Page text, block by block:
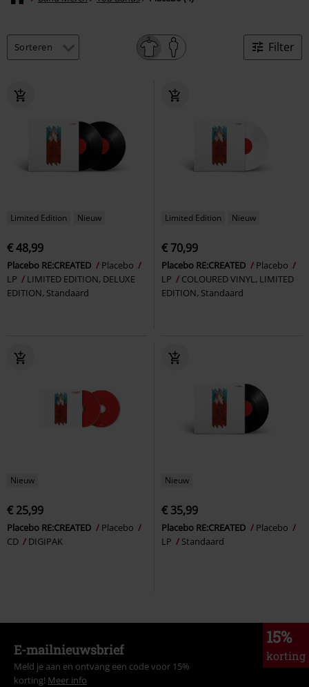
Filter
Limited Edition Nieuw
€ 48,99
Placebo RE:CREATED
Placebo
LP
LIMITED EDITION, DELUXE
EDITION, Standaard
Limited Edition Nieuw
€ 70,99
Placebo RE:CREATED
Placebo
LP
COLOURED VINYL, LIMITED
EDITION, Standaard
Nieuw
€ 25,99
Placebo RE:CREATED
Placebo
CD
DIGIPAK
Nieuw
€ 35,99
Placebo RE:CREATED
Placebo
LP
Standaard
15%
korting
E-mailnieuwsbrief
Meld je aan en ontvang een code voor 15%
korting! Meer info